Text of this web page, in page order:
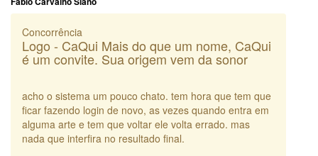
Concorrência
Logo - CaQui Mais do que um nome, CaQui
é um convite. Sua origem vem da sonor
acho o sistema um pouco chato. tem hora que tem que
ficar fazendo login de novo, as vezes quando entra em
alguma arte e tem que voltar ele volta errado. mas
nada que interfira no resultado final.